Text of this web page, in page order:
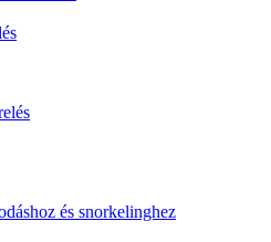
és snorkelinghez